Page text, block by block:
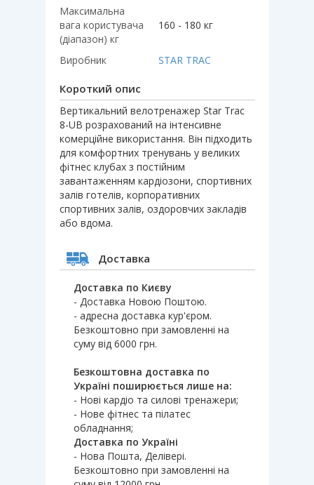
Максимальна
вага користувача
(діапазон) кг
160 - 180 кг
Виробник STAR TRAC
Короткий опис
Вертикальний велотренажер Star Trac
8-UB розрахований на інтенсивне
комерційне використання. Він підходить
для комфортних тренувань у великих
фітнес клубах з постійним
завантаженням кардіозони, спортивних
залів готелів, корпоративних
спортивних залів, оздоровчих закладів
або вдома.
Доставка
Доставка по Києву
- Доставка Новою Поштою.
- адресна доставка кур'єром.
Безкоштовно при замовленні на
суму від 6000 грн.
Безкоштовна доставка по
Україні поширюється лише на:
- Нові кардіо та силові тренажери;
- Нове фітнес та пілатес
обладнання;
Доставка по Україні
- Нова Пошта, Делівері.
Безкоштовно при замовленні на